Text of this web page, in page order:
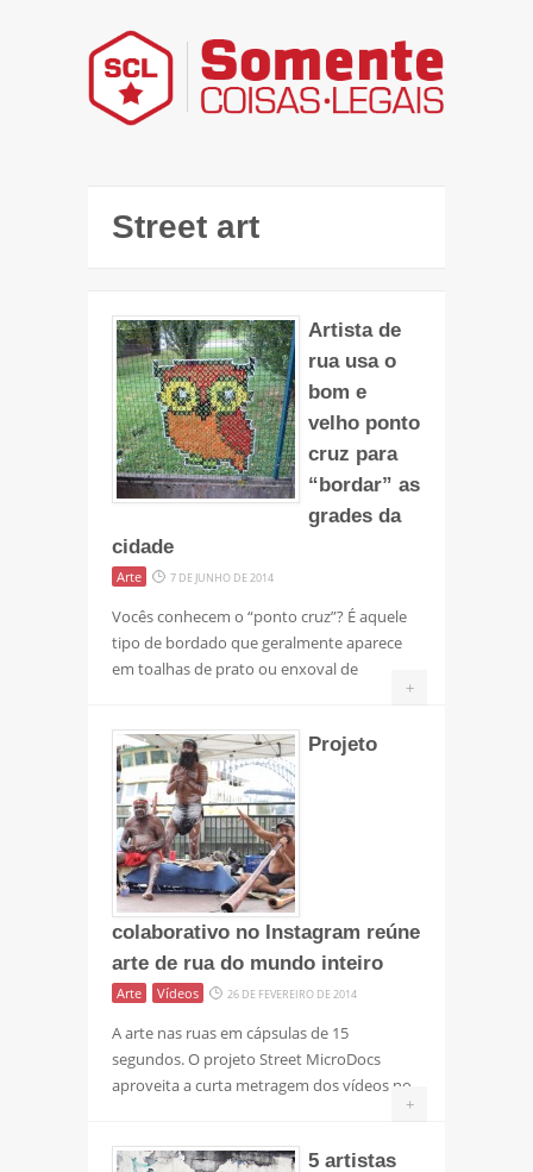
Street art
Artista de
rua usa o
bom e
velho ponto
cruz para
“bordar” as
grades da
cidade
Arte 7 DE JUNHO DE 2014
Vocês conhecem o “ponto cruz”? É aquele
tipo de bordado que geralmente aparece
em toalhas de prato ou enxoval de
+
Projeto
colaborativo no Instagram reúne
arte de rua do mundo inteiro
Arte Vídeos 26 DE FEVEREIRO DE 2014
A arte nas ruas em cápsulas de 15
segundos. O projeto Street MicroDocs
aproveita a curta metragem dos vídeos no
+
5 artistas